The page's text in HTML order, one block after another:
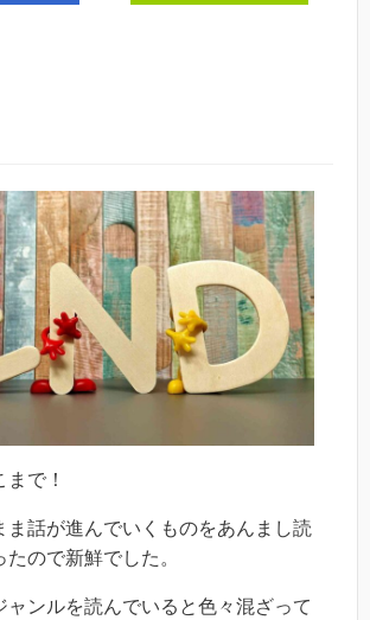
で！
ま話が進んでいくものをあんまし読
ので新鮮でした。
ャンルを読んでいると色々混ざって